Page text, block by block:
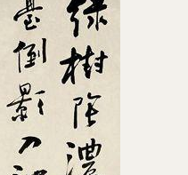
费字体 中文字体
英文字体
南无阿弥陀佛
意见反馈
繁體版